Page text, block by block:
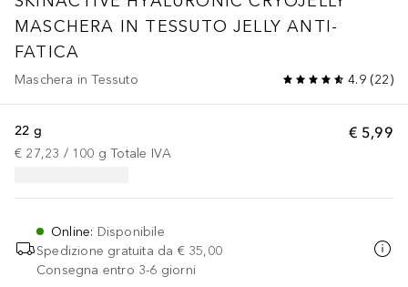
MASCHERA IN TESSUTO JELLY ANTI-
FATICA
Maschera in Tessuto 4.9(22)
€ 5,99
22 g
€ 27,23 / 100 g Totale IVA
Online: Disponibile
Spedizione gratuita da € 35,00
Consegna entro 3-6 giorni